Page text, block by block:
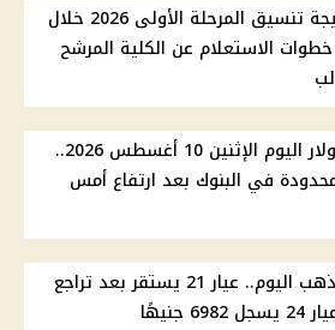
إعلان نتيجة تنسيق المرحلة الأولى 2026 خلال
الاستعلام عن الكلية المرشح
سعر الدولار اليوم الإثنين 10 أغسطس 2026..
في البنوك بعد ارتفاع أمس
أسعار الذهب اليوم.. عيار 21 يستقر بعد تراجع
جنيهًا